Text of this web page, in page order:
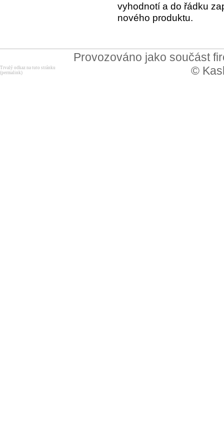
vyhodnotí a do řádku
nového produktu.
Provozováno jako součást
©
Trvalý odkaz na tuto stránku
(permalink)